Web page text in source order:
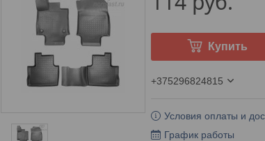
Купить
+375296824815
Условия оплаты и
График работы